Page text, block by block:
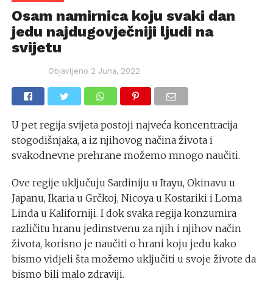
Osam namirnica koju svaki dan
jedu najdugovječniji ljudi na
svijetu
Objavljeno 2 Juna, 2022
U pet regija svijeta postoji najveća koncentracija
stogodišnjaka, a iz njihovog načina života i
svakodnevne prehrane možemo mnogo naučiti.
Ove regije uključuju Sardiniju u Itayu, Okinavu u
Japanu, Ikaria u Grčkoj, Nicoya u Kostariki i Loma
Linda u Kaliforniji. I dok svaka regija konzumira
različitu hranu jedinstvenu za njih i njihov način
života, korisno je naučiti o hrani koju jedu kako
bismo vidjeli šta možemo uključiti u svoje živote da
bismo bili malo zdraviji.